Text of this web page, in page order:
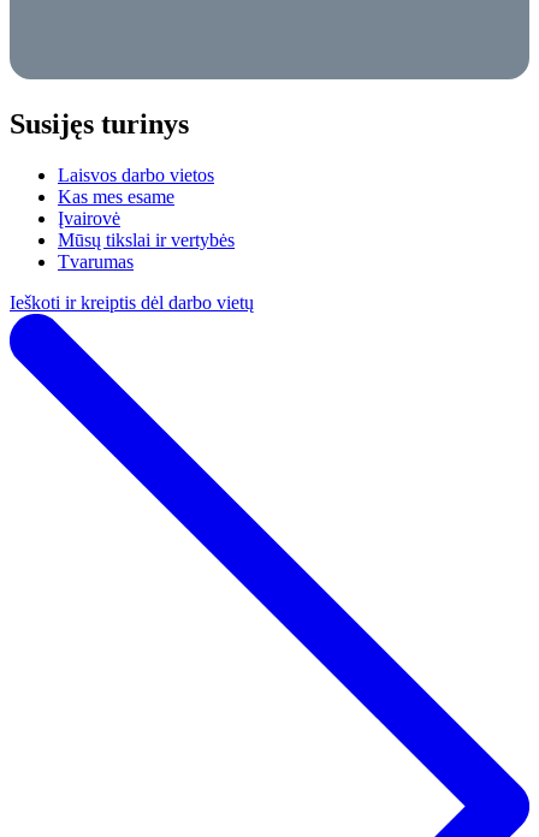
Susijęs turinys
Laisvos darbo vietos
Kas mes esame
Įvairovė
Mūsų tikslai ir vertybės
Tvarumas
Ieškoti ir kreiptis dėl darbo vietų